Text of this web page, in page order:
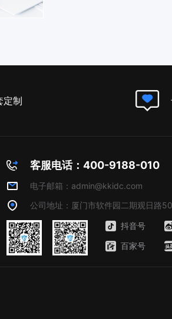
定制
客服电话：400-9188-010
电子邮箱：admin@kkidc.com
公司地址：厦门市软件园二期观日路
抖音号
百家号